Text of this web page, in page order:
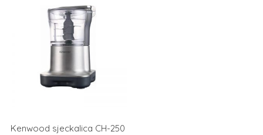
Kenwood sjeckalica CH-250